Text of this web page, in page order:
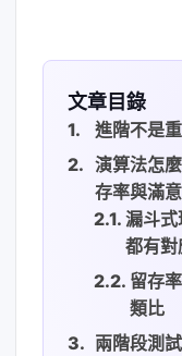
文章目錄
進階不是
演算法怎
存率與滿
漏斗
都有
留存
類比
兩階段測